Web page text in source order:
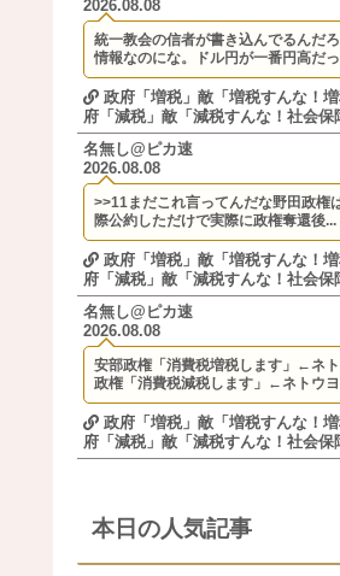
2026.08.08
統一教会の信者が書き込んでるんだ
情報なのにな。ドル円が一番円高だ
政府「増税」敵「増税すんな！
府「減税」敵「減税すんな！社会保
名無し@ピカ速
2026.08.08
>>11まだこれ言ってんだな野田政権
際公約しただけで実際に政権奪還後...
政府「増税」敵「増税すんな！
府「減税」敵「減税すんな！社会保
名無し@ピカ速
2026.08.08
安部政権「消費税増税します」←ネ
政権「消費税減税します」←ネトウ
政府「増税」敵「増税すんな！
府「減税」敵「減税すんな！社会保
本日の人気記事